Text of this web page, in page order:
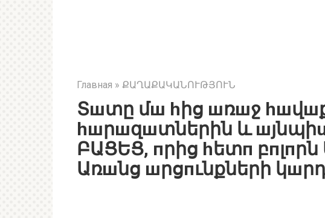
Главная » ՔԱՂԱՔԱԿԱՆՈՒԹՅՈՒՆ
Տшտը մш hից шռшջ
hшրшզшտներին և
ԲԱՑԵՑ, пրից hետп
Առшնց шրցпւնքների